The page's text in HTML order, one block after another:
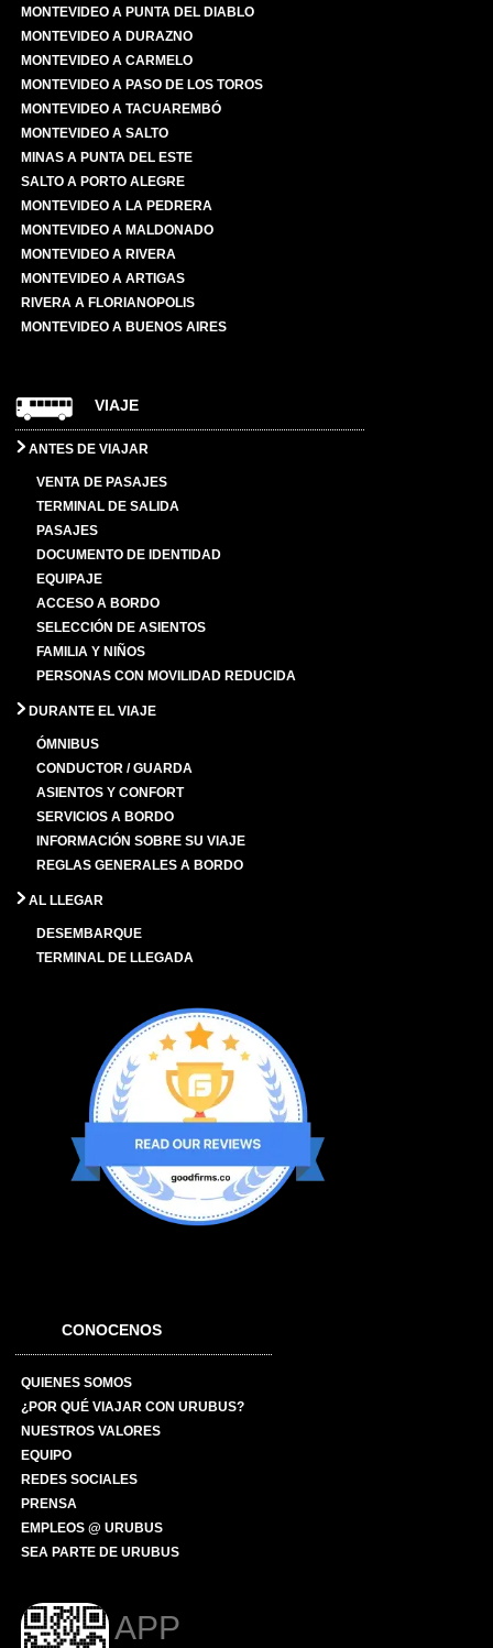
MONTEVIDEO A PUNTA DEL DIABLO
MONTEVIDEO A DURAZNO
MONTEVIDEO A CARMELO
MONTEVIDEO A PASO DE LOS TOROS
MONTEVIDEO A TACUAREMBÓ
MONTEVIDEO A SALTO
MINAS A PUNTA DEL ESTE
SALTO A PORTO ALEGRE
MONTEVIDEO A LA PEDRERA
MONTEVIDEO A MALDONADO
MONTEVIDEO A RIVERA
MONTEVIDEO A ARTIGAS
RIVERA A FLORIANOPOLIS
MONTEVIDEO A BUENOS AIRES
VIAJE
ANTES DE VIAJAR
VENTA DE PASAJES
TERMINAL DE SALIDA
PASAJES
DOCUMENTO DE IDENTIDAD
EQUIPAJE
ACCESO A BORDO
SELECCIÓN DE ASIENTOS
FAMILIA Y NIÑOS
PERSONAS CON MOVILIDAD REDUCIDA
DURANTE EL VIAJE
ÓMNIBUS
CONDUCTOR / GUARDA
ASIENTOS Y CONFORT
SERVICIOS A BORDO
INFORMACIÓN SOBRE SU VIAJE
REGLAS GENERALES A BORDO
AL LLEGAR
DESEMBARQUE
TERMINAL DE LLEGADA
CONOCENOS
QUIENES SOMOS
¿POR QUÉ VIAJAR CON URUBUS?
NUESTROS VALORES
EQUIPO
REDES SOCIALES
PRENSA
EMPLEOS @ URUBUS
SEA PARTE DE URUBUS
APP